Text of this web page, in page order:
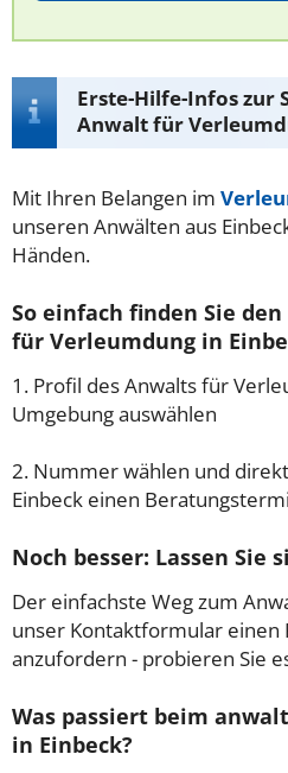
Erste-Hilfe-Infos zur
Anwalt für
Mit Ihren Belangen im
unseren Anwälten aus
Händen.
So einfach finden Sie
für Verleumdung in
1. Profil des Anwalts für
Umgebung auswählen
2. Nummer wählen und
Einbeck einen
Noch besser: Lassen Sie
Der einfachste Weg zum
unser Kontaktformular einen
anzufordern - probieren Sie
Was passiert beim
in Einbeck?